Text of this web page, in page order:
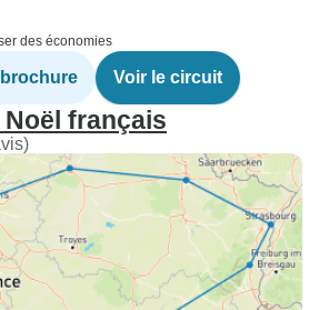
des économies
Voir le circuit
français